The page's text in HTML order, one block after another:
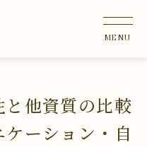
他資質の比較
ケーション・自